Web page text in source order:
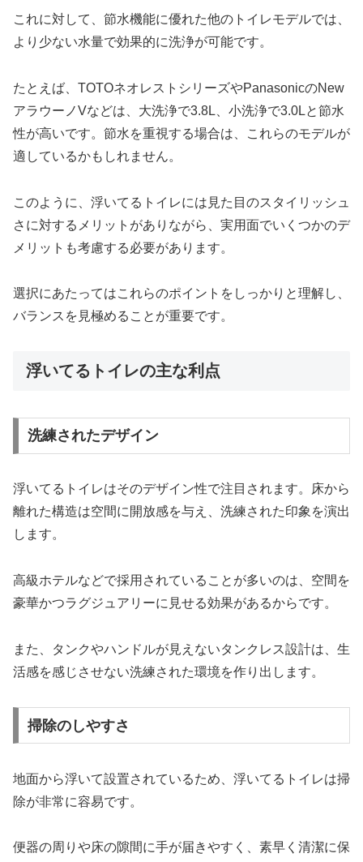
これに対して、節水機能に優れた他のトイレモデルでは、
より少ない水量で効果的に洗浄が可能です。
たとえば、TOTOネオレストシリーズやPanasonicのNew
アラウーノVなどは、大洗浄で3.8L、小洗浄で3.0Lと節水
性が高いです。節水を重視する場合は、これらのモデルが
適しているかもしれません。
このように、浮いてるトイレには見た目のスタイリッシュ
さに対するメリットがありながら、実用面でいくつかのデ
メリットも考慮する必要があります。
選択にあたってはこれらのポイントをしっかりと理解し、
バランスを見極めることが重要です。
浮いてるトイレの主な利点
洗練されたデザイン
浮いてるトイレはそのデザイン性で注目されます。床から
離れた構造は空間に開放感を与え、洗練された印象を演出
します。
高級ホテルなどで採用されていることが多いのは、空間を
豪華かつラグジュアリーに見せる効果があるからです。
また、タンクやハンドルが見えないタンクレス設計は、生
活感を感じさせない洗練された環境を作り出します。
掃除のしやすさ
地面から浮いて設置されているため、浮いてるトイレは掃
除が非常に容易です。
便器の周りや床の隙間に手が届きやすく、素早く清潔に保